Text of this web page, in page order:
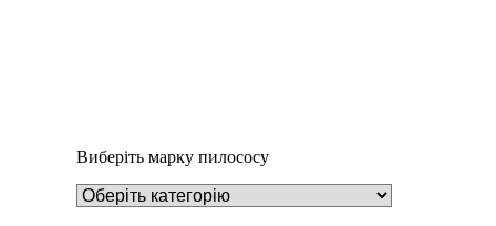
Виберіть марку пилососу